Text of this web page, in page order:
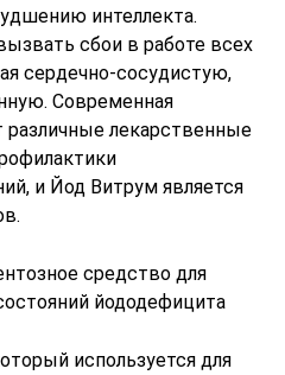
интеллекта.
сбои в работе всех
сердечно-сосудистую,
Современная
различные лекарственные
и Йод Витрум является
используется для